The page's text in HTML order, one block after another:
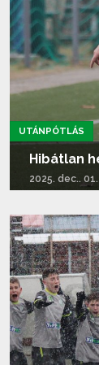
UTÁNPÓTLÁS
Hibátlan
2025. dec.. 01.